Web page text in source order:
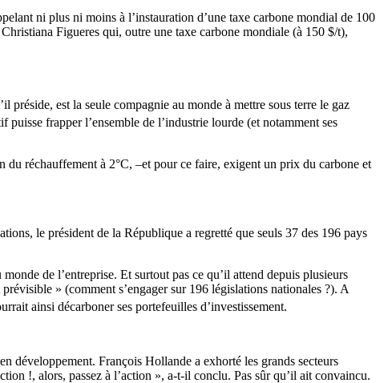
ni plus ni moins à l’instauration d’une taxe carbone mondial de 100
Figueres qui, outre une taxe carbone mondiale (à 150 $/t),
est la seule compagnie au monde à mettre sous terre le gaz
frapper l’ensemble de l’industrie lourde (et notamment ses
réchauffement à 2°C, –et pour ce faire, exigent un prix du carbone et
le président de la République a regretté que seuls 37 des 196 pays
de l’entreprise. Et surtout pas ce qu’il attend depuis plusieurs
» (comment s’engager sur 196 législations nationales ?). A
ainsi décarboner ses portefeuilles d’investissement.
François Hollande a exhorté les grands secteurs
!, alors, passez à l’action », a-t-il conclu. Pas sûr qu’il ait convaincu.